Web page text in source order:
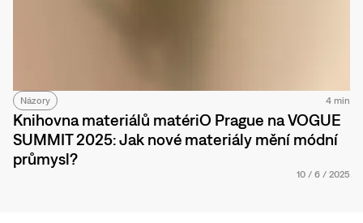
Názory 4 min
Knihovna materiálů matériO Prague na VOGUE
SUMMIT 2025: Jak nové materiály mění módní
průmysl?
10 / 6 / 2025